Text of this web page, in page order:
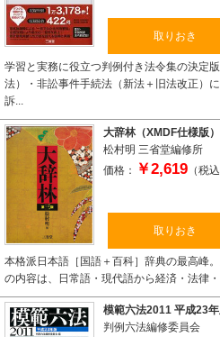
取りおき
学習と実務に役立つ判例付き法令集の決定
法）・非訟事件手続法（新法＋旧法改正）
訴...
大辞林（XMDF仕様版）
松村明 三省堂編修所
価格：
￥2,619 （税込
取りおき
本格派日本語［国語＋百科］辞典の最高峰
の内容は、日常語・現代語から経済・法律
模範六法2011 平成23
判例六法編修委員会